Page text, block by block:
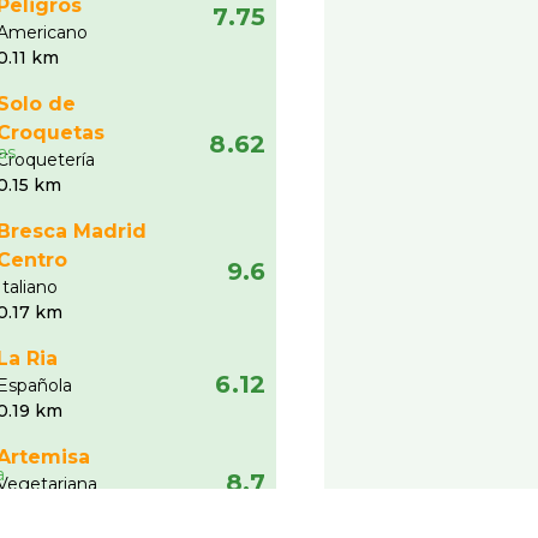
km
7.75
de
km
8.62
Madrid
km
9.6
Ria
km
6.12
8.7